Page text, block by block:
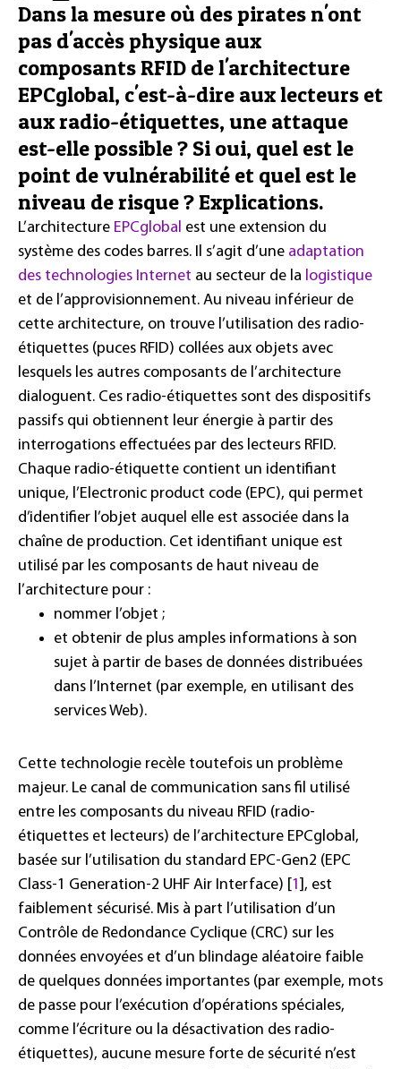
Dans la mesure où des pirates n'ont
pas d'accès physique aux
composants RFID de l'architecture
EPCglobal, c'est-à-dire aux lecteurs et
aux radio-étiquettes, une attaque
est-elle possible ? Si oui, quel est le
point de vulnérabilité et quel est le
niveau de risque ? Explications.
L’architecture EPCglobal est une extension du
système des codes barres. Il s’agit d’une adaptation
des technologies Internet au secteur de la logistique
et de l’approvisionnement. Au niveau inférieur de
cette architecture, on trouve l’utilisation des radio-
étiquettes (puces RFID) collées aux objets avec
lesquels les autres composants de l’architecture
dialoguent. Ces radio-étiquettes sont des dispositifs
passifs qui obtiennent leur énergie à partir des
interrogations effectuées par des lecteurs RFID.
Chaque radio-étiquette contient un identifiant
unique, l’Electronic product code (EPC), qui permet
d’identifier l’objet auquel elle est associée dans la
chaîne de production. Cet identifiant unique est
utilisé par les composants de haut niveau de
l’architecture pour :
nommer l’objet ;
et obtenir de plus amples informations à son
sujet à partir de bases de données distribuées
dans l’Internet (par exemple, en utilisant des
services Web).
Cette technologie recèle toutefois un problème
majeur. Le canal de communication sans fil utilisé
entre les composants du niveau RFID (radio-
étiquettes et lecteurs) de l’architecture EPCglobal,
basée sur l’utilisation du standard EPC-Gen2 (EPC
Class-1 Generation-2 UHF Air Interface) [1], est
faiblement sécurisé. Mis à part l’utilisation d’un
Contrôle de Redondance Cyclique (CRC) sur les
données envoyées et d’un blindage aléatoire faible
de quelques données importantes (par exemple, mots
de passe pour l’exécution d’opérations spéciales,
comme l’écriture ou la désactivation des radio-
étiquettes), aucune mesure forte de sécurité n’est